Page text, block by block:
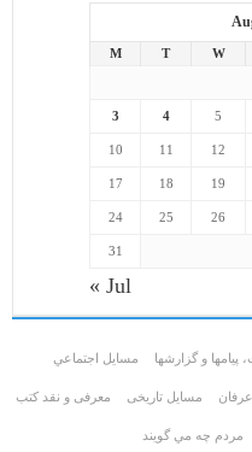
M T W
3 4 5
10 11 12
17 18 19
24 25 26
31
« Jul
پیامها و گزارشها مسايل اجتماعي
مسایل تاریخی معرفی و نقد کتب
مردم چه مي گويند